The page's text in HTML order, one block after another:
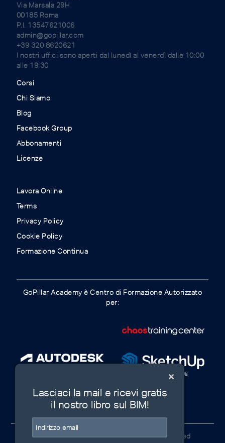
Via Marsala 29H
00185 Roma
P.I. 13547621006
admin@gopillar.com
+39 320 8620621
I nostri uffici sono aperti dal lunedì al venerdì dalle 10:00
alle 19:30
Corsi
Chi Siamo
Blog
Facebook Group
Abbonamenti
Licenze
Lavora Online
Terms
Privacy Policy
Cookie Policy
Formazione Continua
GoPillar Academy è Centro di Formazione Autorizzato
per:
© GoPillar Academy 2020 | All Rights Reserved
Lasciaci la mail e ricevi gratis
il nostro libro sul BIM!